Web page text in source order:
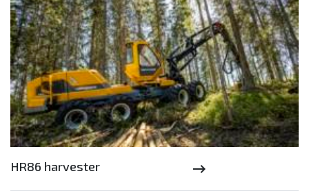
HR86 harvester keyboard_backspace